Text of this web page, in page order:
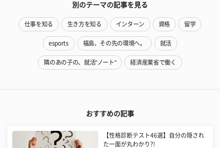
別のテーマの記事を見る
仕事を知る 生き方を知る インターン 資格 留学
esports 福島、その先の環境へ。 就活
隣のあの子の、就活"ノート" 経済産業省で働く
おすすめの記事
【性格診断テスト46選】自分の隠され
た一面が丸わかり?!